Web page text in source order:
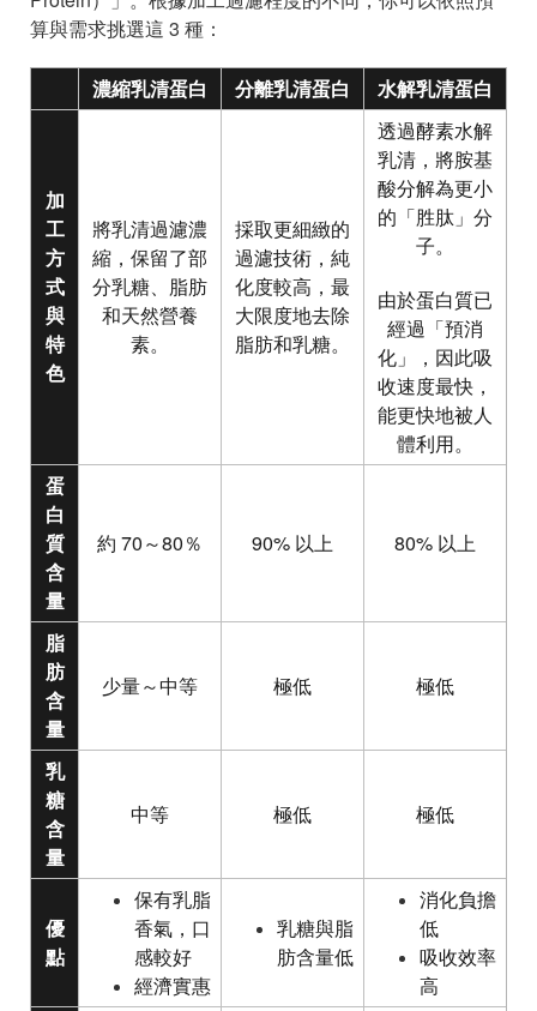
算與需求挑選這 3 種：
濃縮乳清蛋白 分離乳清蛋白 水解乳清蛋白
加
工
方
式
與
特
色
將乳清過濾濃
縮，保留了部
分乳糖、脂肪
和天然營養
素。
採取更細緻的
過濾技術，純
化度較高，最
大限度地去除
脂肪和乳糖。
透過酵素水解
乳清，將胺基
酸分解為更小
的「胜肽」分
子。
由於蛋白質已
經過「預消
化」，因此吸
收速度最快，
能更快地被人
體利用。
蛋
白
質
含
量
約 70～80％ 90% 以上 80% 以上
脂
肪
含
量
少量～中等 極低 極低
乳
糖
含
量
中等 極低 極低
優
點
保有乳脂
香氣，口
感較好
經濟實惠
乳糖與脂
肪含量低
消化負擔
低
吸收效率
高